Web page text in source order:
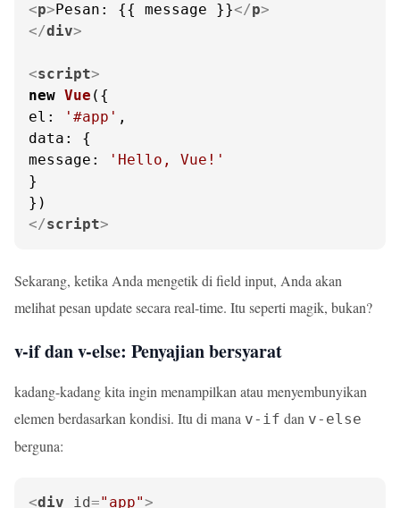
<p>Pesan: {{ message }}</p>
</div>
<script>
new Vue
el : '#app'
data
message :
'Hello, Vue!'
}
</script>
Sekarang, ketika Anda mengetik di field input, Anda akan
melihat pesan update secara real-time. Itu seperti magik, bukan?
v-if dan v-else: Penyajian bersyarat
kadang-kadang kita ingin menampilkan atau menyembunyikan
elemen berdasarkan kondisi. Itu di mana v-if dan v-else
berguna:
<div id="app">